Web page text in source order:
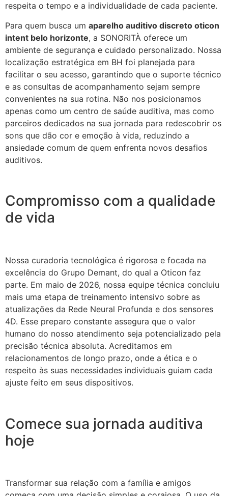
respeita o tempo e a individualidade de cada paciente.
Para quem busca um aparelho auditivo discreto oticon
intent belo horizonte, a SONORITÀ oferece um
ambiente de segurança e cuidado personalizado. Nossa
localização estratégica em BH foi planejada para
facilitar o seu acesso, garantindo que o suporte técnico
e as consultas de acompanhamento sejam sempre
convenientes na sua rotina. Não nos posicionamos
apenas como um centro de saúde auditiva, mas como
parceiros dedicados na sua jornada para redescobrir os
sons que dão cor e emoção à vida, reduzindo a
ansiedade comum de quem enfrenta novos desafios
auditivos.
Compromisso com a qualidade
de vida
Nossa curadoria tecnológica é rigorosa e focada na
excelência do Grupo Demant, do qual a Oticon faz
parte. Em maio de 2026, nossa equipe técnica concluiu
mais uma etapa de treinamento intensivo sobre as
atualizações da Rede Neural Profunda e dos sensores
4D. Esse preparo constante assegura que o valor
humano do nosso atendimento seja potencializado pela
precisão técnica absoluta. Acreditamos em
relacionamentos de longo prazo, onde a ética e o
respeito às suas necessidades individuais guiam cada
ajuste feito em seus dispositivos.
Comece sua jornada auditiva
hoje
Transformar sua relação com a família e amigos